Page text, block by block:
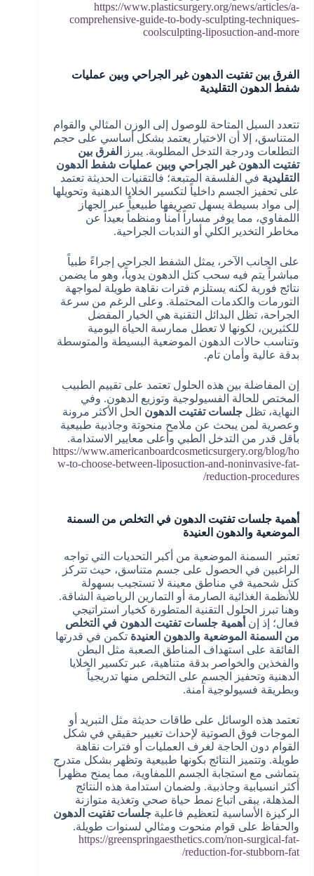
https://www.plasticsurgery.org/news/articles/a-
comprehensive-guide-to-body-sculpting-techniques-
coolsculpting-liposuction-and-more
الفرق بين تفتيت الدهون غير الجراحي وبين عمليات
شفط الدهون التقليدية
تتعدد السبل المتاحة للوصول إلى الوزن المثالي والقوام
المتناسق، إلا أن الاختيار يعتمد بشكل أساسي على حجم
التطلعات ودرجة التدخل المطلوبة. يبرز
الفرق بين
تفتيت الدهون غير الجراحي وبين عمليات شفط الدهون
التقليدية في الفلسفة المتبعة؛ فالتقنيات الحديثة تعتمد
على تحفيز الجسم داخلياً لتكسير الخلايا الدهنية وتحويلها
إلى مواد بسيطة يسهل تصريفها طبيعياً عبر الجهاز
اللمفاوي، مما يوفر مساراً آمناً ومنظماً بعيداً عن
مخاطر التخدير الكلي أو الندبات الجراحية.
على الجانب الآخر، يمثل الشفط الجراحي إجراءً طبياً
مباشراً يتم فيه سحب كتل الدهون يدوياً، وهو ما يضمن
نتائج فورية لكنه يستلزم فترات نقاهة طويلة لمواجهة
التورمات والكدمات المحتملة. وعلى الرغم من سرعة
الجراحة، تظل البدائل التقنية هي الخيار المفضل
للكثيرين، لكونها لا تعطل ممارسة الحياة اليومية
وتناسب حالات الدهون الموضعية البسيطة والمتوسطة
بدقة عالية وأمان تام.
إن المفاضلة بين هذه الحلول تعتمد على تقييم الطبيب
المختص للحالة الفسيولوجية وتوزيع الدهون. وفي
النهاية، تظل جلسات تفتيت الدهون الحل الأكثر مرونة
وعصرية لمن يبحث عن ملامح منحوتة وجاذبية طبيعية
بأقل قدر من التدخل الطبي وأعلى معايير الاستدامة.
https://www.americanboardcosmeticsurgery.org/blog/ho
w-to-choose-between-liposuction-and-noninvasive-fat-
reduction-procedures/
أهمية جلسات تفتيت الدهون في التخلص من السمنة
الموضعية والدهون العنيدة
تعتبر السمنة الموضعية من أكبر التحديات التي تواجه
الراغبين في الحصول على جسم متناسق، حيث تتركز
كتل شحمية في مناطق معينة لا تستجيب بسهولة
للأنظمة الغذائية الصارمة أو التمارين الرياضية الشاقة.
وهنا تبرز الحلول التقنية المتطورة كخيار استراتيجي
فعال؛ إذ إن أهمية جلسات تفتيت الدهون في التخلص
من السمنة الموضعية والدهون العنيدة تكمن في قدرتها
الفائقة على استهداف المناطق الصعبة مثل البطن
والفخذين والخواصر بدقة متناهية، عبر تكسير الخلايا
الدهنية وتحفيز الجسم على التخلص منها تدريجياً
وبطريقة فسيولوجية آمنة.
تعتمد هذه الوسائل على طاقات حديثة مثل التبريد أو
الموجات فوق الصوتية لإحداث تغيير حقيقي في شكل
القوام دون الحاجة لغرف العمليات أو فترات نقاهة
طويلة. وتتميز النتائج بكونها طبيعية وتظهر بشكل متدرج
يتماشى مع استجابة الجسم اللمفاوية، مما يمنح مظهراً
أكثر انسيابية وجاذبية. ولضمان استدامة هذه النتائج
المذهلة، يبقى اتباع نمط حياة صحي وتغذية متوازنة
الركيزة الأساسية لتعظيم فاعلية جلسات تفتيت الدهون
والحفاظ على قوام منحوت ومثالي لسنوات طويلة.
https://greenspringaesthetics.com/non-surgical-fat-
reduction-for-stubborn-fat/